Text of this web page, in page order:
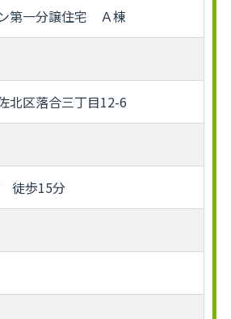
第一分譲住宅 Ａ棟
北区落合三丁目12-6
徒歩15分